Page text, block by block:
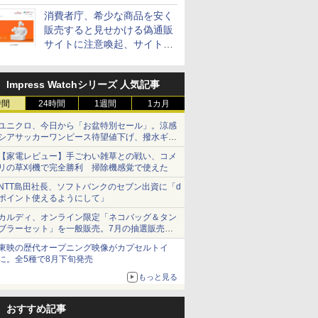
消費者庁、希少な商品を安く
販売すると見せかける偽通販
サイトに注意喚起、サイト名
Impress Watchシリーズ 人気記事
24時間 1週間 1カ月
ニクロ、今日から「お盆特別セール」。涼感
アサッカーワンピース待望値下げ、撥水ギア
ョーツは1990円に
家電レビュー】手ごわい雑草との戦い、コメ
の草刈機で完全勝利 掃除機感覚で使えた
島田社長、ソフトバンクのセブン出資に「d
イント使えるようにして」
ルディ、オンライン限定「ネコバッグ＆タン
ラーセット」を一般販売。7月の抽選販売の
選無効分
映の歴代オープニング映像がカプセルトイ
。全5種で8月下旬発売
もっと見る
おすすめ記事